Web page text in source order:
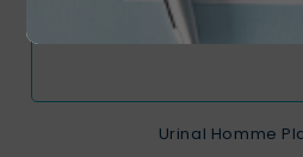
Urinal Homme